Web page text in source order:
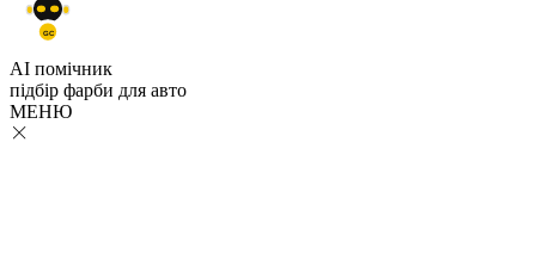
GC
AI помічник
підбір фарби для авто
МЕНЮ